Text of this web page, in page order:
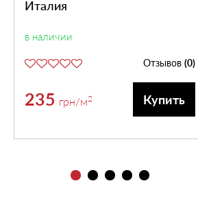
Италия
в наличии
Отзывов (0)
235 грн/м2 Купить